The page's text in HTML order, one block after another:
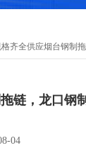
齐全供应烟台钢制
链，龙口钢
04